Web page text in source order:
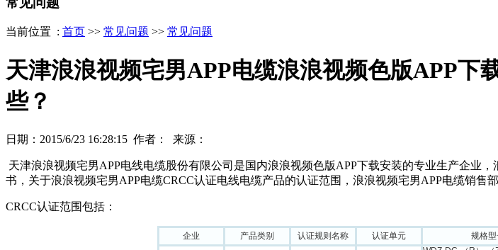
当前位置 : 首页 >> 常见问题 >> 常见问题
天津浪浪视频宅男APP电缆浪浪视频色版APP下
些？
日期：2015/6/23 16:28:15 作者： 来源：
天津浪浪视频宅男APP电线电缆股份有限公司是国内浪浪视频色版APP下载安装的专业生产企业
书，关于浪浪视频宅男APP电缆CRCC认证电线电缆产品的认证范围，浪浪视频宅男APP电缆销售部
CRCC认证范围包括：
企业 产品类别 认证规则名称 认证单元 规格